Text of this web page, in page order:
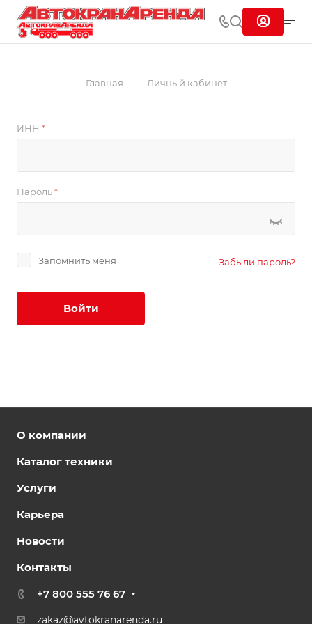
Главная — Личный кабинет
ИНН *
Пароль*
Запомнить меня Забыли пароль?
Войти
О компании
Каталог техники
Услуги
Карьера
Новости
Контакты
+7 800 555 76 67
zakaz@avtokranarenda.ru